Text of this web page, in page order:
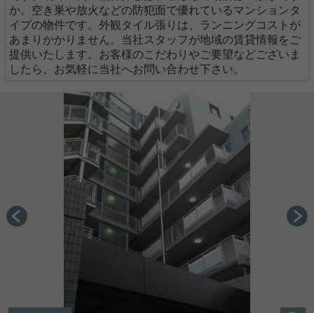
か。空き巣や放火などの防犯面で優れているマンションタ
イプの物件です。外観タイル張りは、ランニングコストが
あまりかかりません。当社スタッフが地域の賃貸情報をご
提供いたします。お客様のこだわりやご要望などございま
したら、お気軽に当社へお問い合わせ下さい。